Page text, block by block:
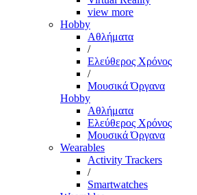
view more
Hobby
Αθλήματα
/
Ελεύθερος Χρόνος
/
Μουσικά Όργανα
Hobby
Αθλήματα
Ελεύθερος Χρόνος
Μουσικά Όργανα
Wearables
Activity Trackers
/
Smartwatches